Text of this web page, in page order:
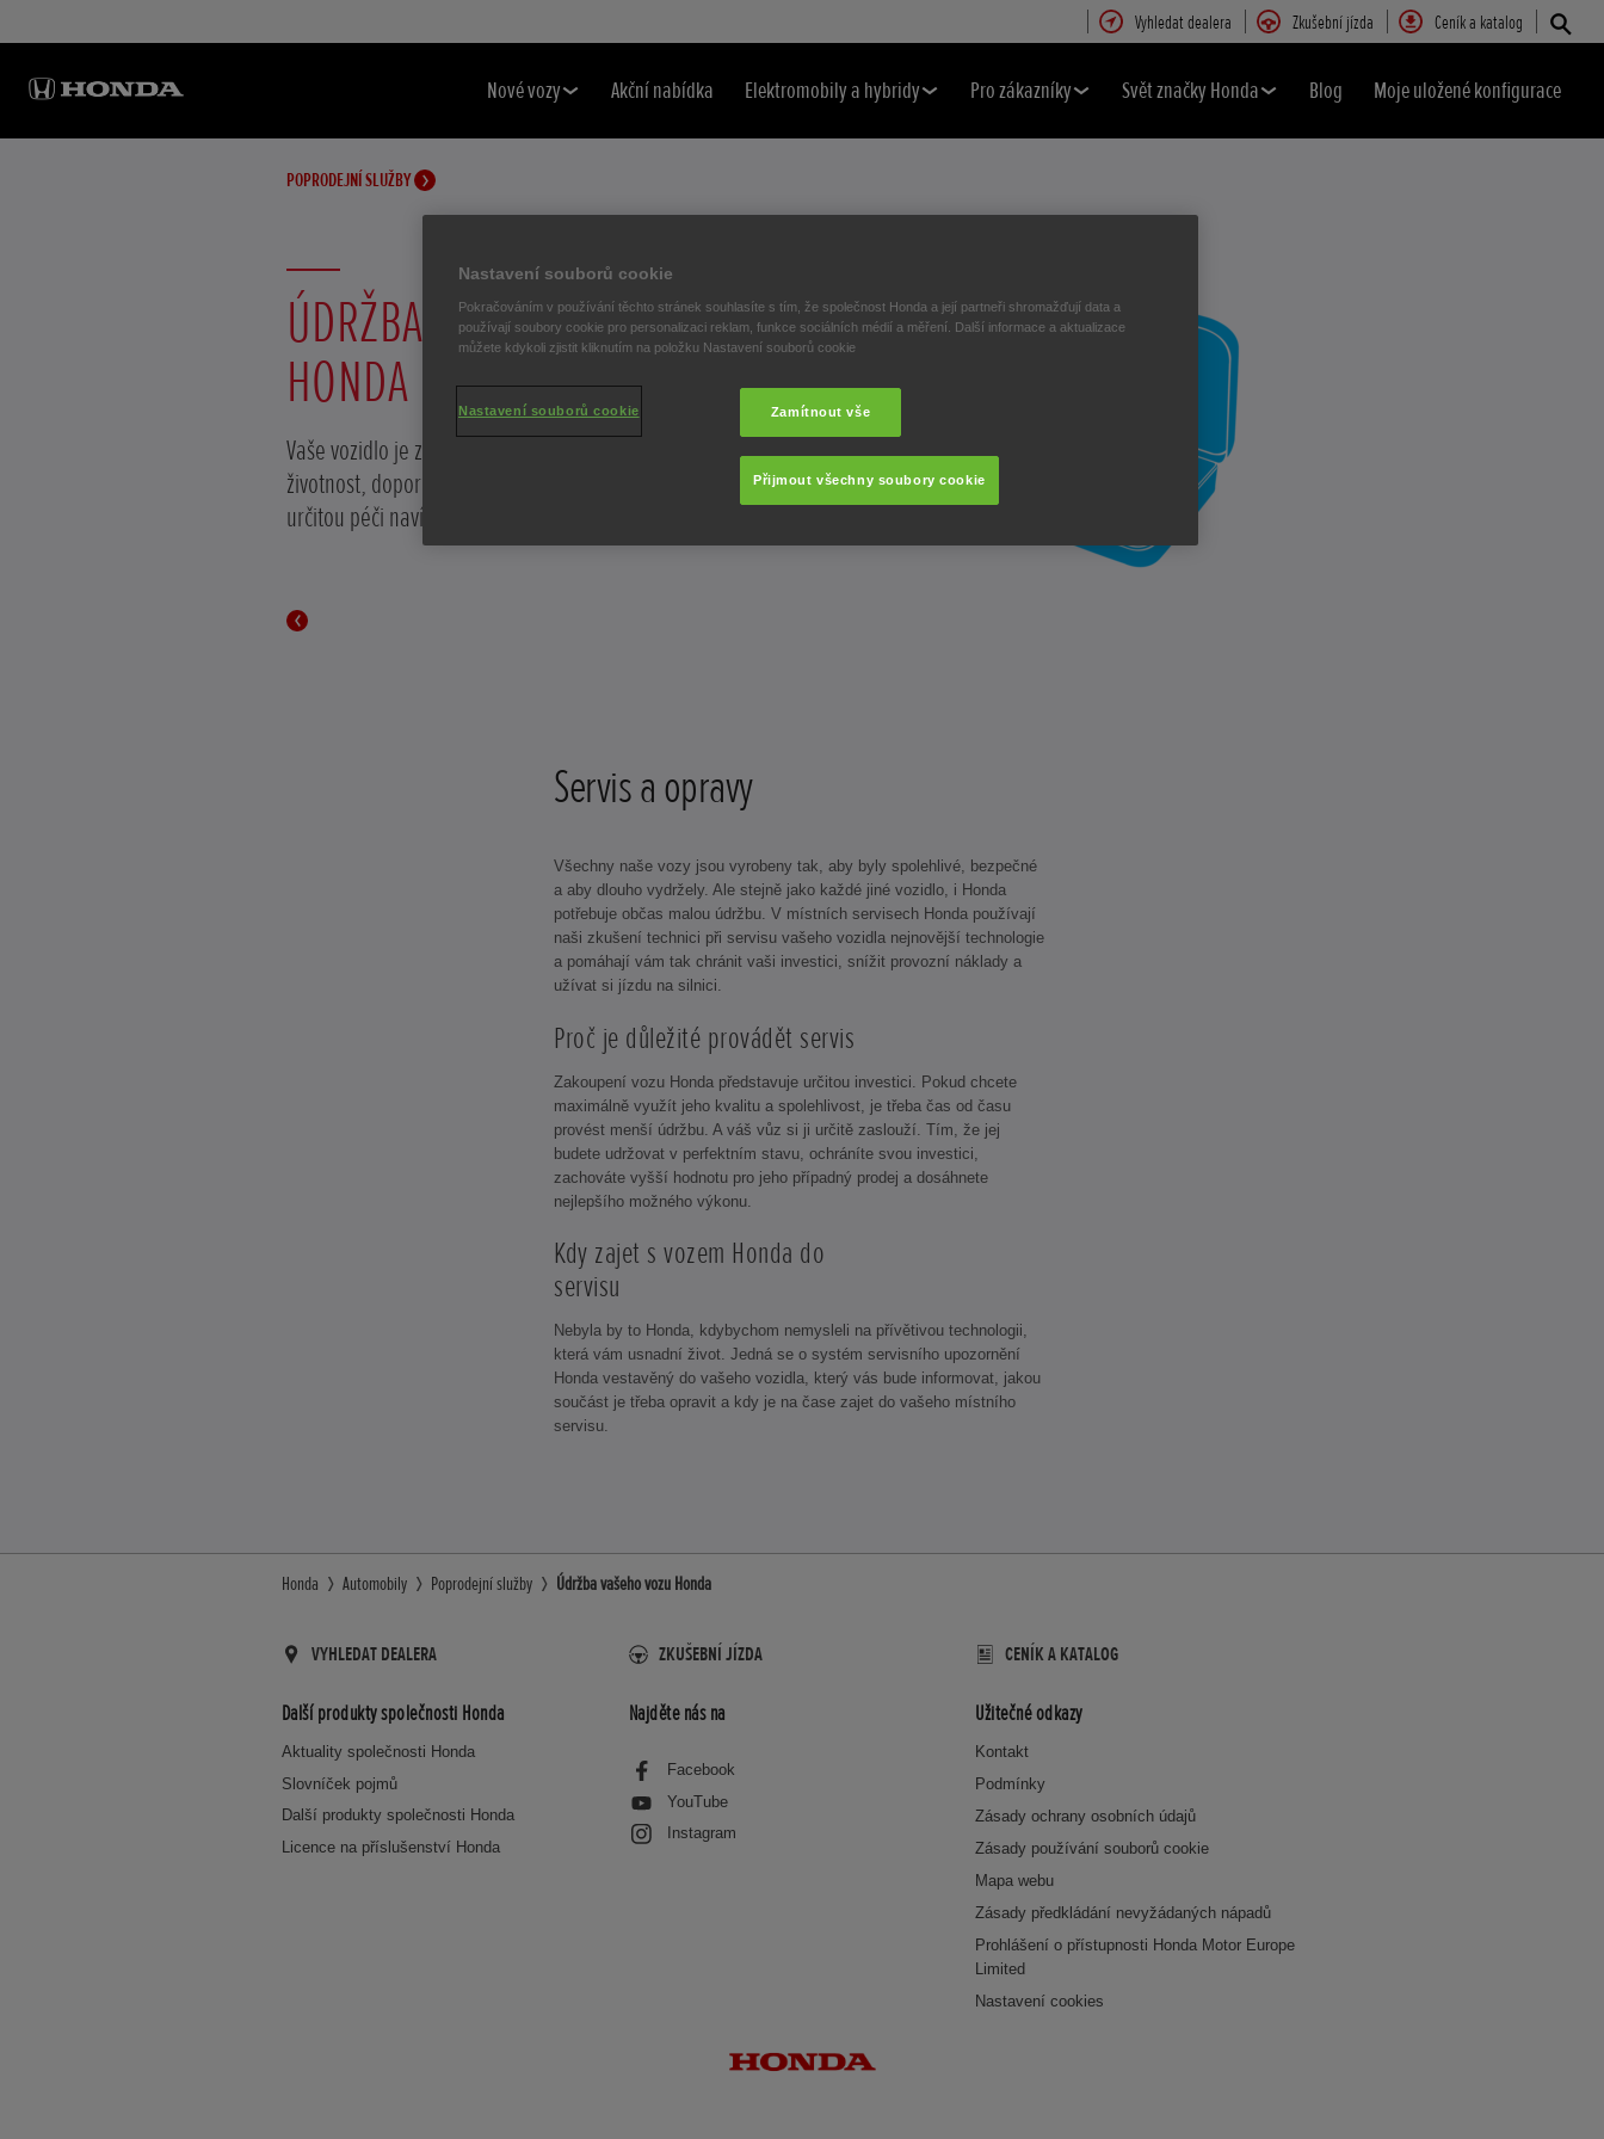
Vyhledat dealera Zkušební jízda Ceník a katalog
Nové vozy Akční nabídka Elektromobily a hybridy Pro zákazníky Svět značky Honda Blog Moje uložené konfigurace
POPRODEJNÍ SLUŽBY
ÚDRŽBA VAŠEHO VOZU
HONDA
Vaše vozidlo je zkonstruováno s ohledem na dlouhou
životnost, doporučujeme mu ale průběžně zajišťovat
určitou péči navíc.
Servis a opravy
Všechny naše vozy jsou vyrobeny tak, aby byly spolehlivé, bezpečné
a aby dlouho vydržely. Ale stejně jako každé jiné vozidlo, i Honda
potřebuje občas malou údržbu. V místních servisech Honda používají
naši zkušení technici při servisu vašeho vozidla nejnovější technologie
a pomáhají vám tak chránit vaši investici, snížit provozní náklady a
užívat si jízdu na silnici.
Proč je důležité provádět servis
Zakoupení vozu Honda představuje určitou investici. Pokud chcete
maximálně využít jeho kvalitu a spolehlivost, je třeba čas od času
provést menší údržbu. A váš vůz si ji určitě zaslouží. Tím, že jej
budete udržovat v perfektním stavu, ochráníte svou investici,
zachováte vyšší hodnotu pro jeho případný prodej a dosáhnete
nejlepšího možného výkonu.
Kdy zajet s vozem Honda do
servisu
Nebyla by to Honda, kdybychom nemysleli na přívětivou technologii,
která vám usnadní život. Jedná se o systém servisního upozornění
Honda vestavěný do vašeho vozidla, který vás bude informovat, jakou
součást je třeba opravit a kdy je na čase zajet do vašeho místního
servisu.
Honda Automobily Poprodejní služby Údržba vašeho vozu Honda
VYHLEDAT DEALERA ZKUŠEBNÍ JÍZDA CENÍK A KATALOG
Další produkty společnosti Honda
Aktuality společnosti Honda
Slovníček pojmů
Další produkty společnosti Honda
Licence na příslušenství Honda
Najděte nás na
Facebook
YouTube
Instagram
Užitečné odkazy
Kontakt
Podmínky
Zásady ochrany osobních údajů
Zásady používání souborů cookie
Mapa webu
Zásady předkládání nevyžádaných nápadů
Prohlášení o přístupnosti Honda Motor Europe
Limited
Nastavení cookies
Nastavení souborů cookie
Pokračováním v používání těchto stránek souhlasíte s tím, že společnost Honda a její partneři shromažďují data a
používají soubory cookie pro personalizaci reklam, funkce sociálních médií a měření. Další informace a aktualizace
můžete kdykoli zjistit kliknutím na položku Nastavení souborů cookie
Zamítnout vše
Přijmout všechny soubory cookie
Nastavení souborů cookie